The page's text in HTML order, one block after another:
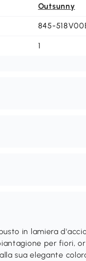
Outsunny
845-
1
in lamiera
per fiori,
sua elegante